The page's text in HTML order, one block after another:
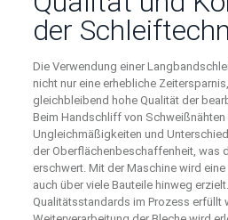
der
Die Verwendung einer
nicht nur eine erhebliche
gleichbleibend hohe Qualität der
Beim Handschliff von
Ungleichmäßigkeiten und
der Oberflächenbeschaffenheit, was
erschwert. Mit der Maschine wird
auch über viele Bauteile hinweg
Qualitätsstandards im Prozess erfüllt